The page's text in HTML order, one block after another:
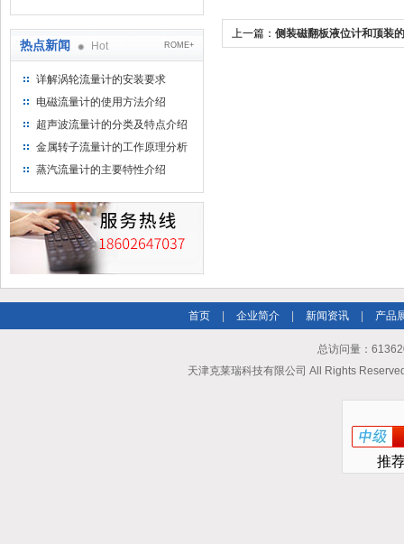
热点新闻 Hot ROME+
详解涡轮流量计的安装要求
电磁流量计的使用方法介绍
超声波流量计的分类及特点介绍
金属转子流量计的工作原理分析
蒸汽流量计的主要特性介绍
上一篇： 侧装磁翻板液位计和顶装
首页 企业简介 新闻资讯 产品
总访问量：
天津克莱瑞科技有限公司 All Rights
推